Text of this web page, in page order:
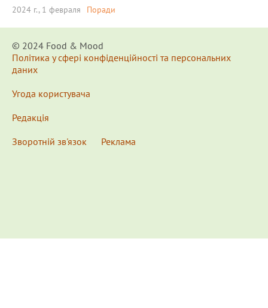
2024 г., 1 февраля Поради
© 2024 Food & Мood
Політика у сфері конфіденційності та персональних
даних
Угода користувача
Редакція
Зворотній зв'язок
Реклама